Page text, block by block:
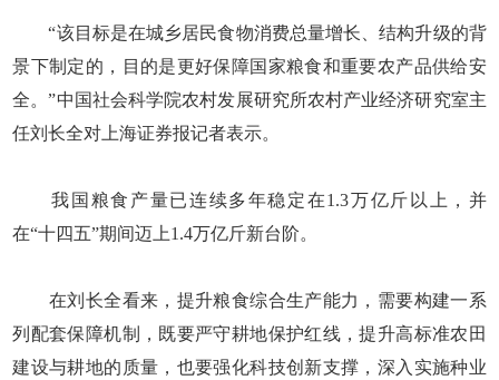
“该目标是在城乡居民食物消费总量增长、结构升级的背
景下制定的，目的是更好保障国家粮食和重要农产品供给安
全。”中国社会科学院农村发展研究所农村产业经济研究室主
任刘长全对上海证券报记者表示。
我国粮食产量已连续多年稳定在1.3万亿斤以上，并
在“十四五”期间迈上1.4万亿斤新台阶。
在刘长全看来，提升粮食综合生产能力，需要构建一系
列配套保障机制，既要严守耕地保护红线，提升高标准农田
建设与耕地的质量，也要强化科技创新支撑，深入实施种业